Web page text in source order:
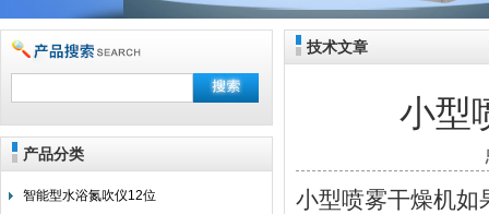
上海旌派仪器有限公司
产品分类
智能型水浴氮吹仪12位
技术文章
小型
小型喷雾干燥机如